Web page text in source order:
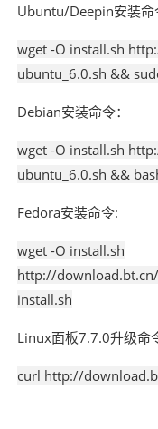
註冊/登陸
Ubuntu/Deepin安装命
wget -O install.sh
ubuntu_6.0.sh &&
Debian安装命令：
wget -O install.sh
ubuntu_6.0.sh &&
Fedora安装命令:
wget -O install.sh
http://
install.sh
Linux面板7.7.0升级命
curl http://